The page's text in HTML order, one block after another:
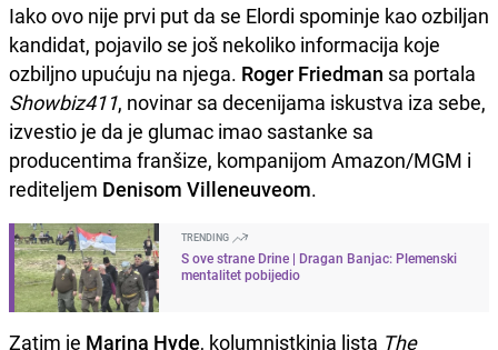
Iako ovo nije prvi put da se Elordi spominje kao ozbiljan
kandidat, pojavilo se još nekoliko informacija koje
ozbiljno upućuju na njega. Roger Friedman sa portala
Showbiz411, novinar sa decenijama iskustva iza sebe,
izvestio je da je glumac imao sastanke sa
producentima franšize, kompanijom Amazon/MGM i
rediteljem Denisom Villeneuveom.
TRENDING
S ove strane Drine | Dragan Banjac: Plemenski
mentalitet pobijedio
Zatim je Marina Hyde, kolumnistkinja lista The